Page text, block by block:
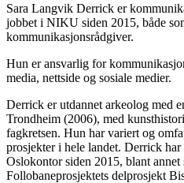
Sara Langvik Derrick er
jobbet i NIKU siden 2015, både
kommunikasjonsrådgiver.
Hun er ansvarlig for
media, nettside og sosiale medier.
Derrick er utdannet arkeolog med
Trondheim (2006), med
fagkretsen. Hun har variert og
prosjekter i hele landet. Derrick
Oslokontor siden 2015, blant
Follobaneprosjektets delprosjekt